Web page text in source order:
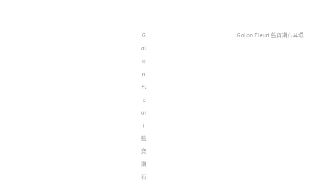
G
al
o
n
Fl
e
ur
i
藍
寶
鑽
石
Galon Fleuri 藍寶鑽石耳環